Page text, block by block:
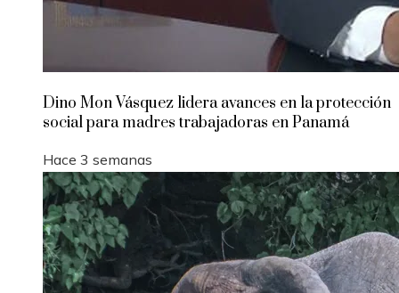
Dino Mon Vásquez lidera avances en la protección
social para madres trabajadoras en Panamá
Hace 3 semanas